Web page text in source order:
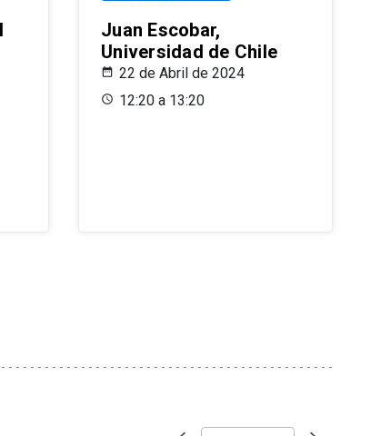
Juan Escobar,
Universidad de Chile
22 de Abril de 2024
12:20 a 13:20